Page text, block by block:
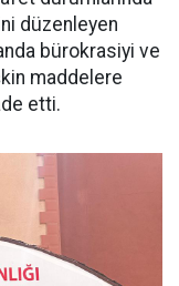
düzenleyen
bürokrasiyi ve
maddelere
etti.